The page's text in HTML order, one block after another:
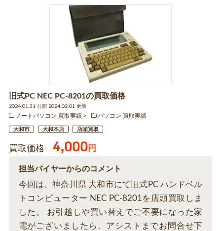
旧式PC NEC PC-8201の買取価格
2024.01.31 公開 2024.02.01 更新
ノートパソコン 買取実績
パソコン 買取実績
大和市 大和本店 店頭買取
買取価格 4,000円
担当バイヤーからのコメント
今回は、神奈川県 大和市にて旧式PC ハンドベル
トコンピューター NEC PC-8201を店頭買取しま
した。 お引越しや買い替えでご不要になった家
電がございましたら、アシストまでお問合せ下